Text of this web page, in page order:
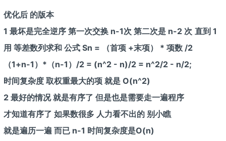
优化后 的版本
1 最坏是完全逆序 第一次交换 n-1次 第二次是 n-2 次 直到 1
用 等差数列求和 公式 Sn = （首项 +末项） * 项数 /2
（1+n-1）*（n-1）/2 = (n^2 - n)/2 = n^2/2 - n/2;
时间复杂度 取权重最大的项 就是 O(n^2)
2 最好的情况 就是有序了 但是也是需要走一遍程序
才知道有序了 如果数很多 人力看不出的 别小瞧
就是遍历一遍 而已 n-1 时间复杂度是O(n)